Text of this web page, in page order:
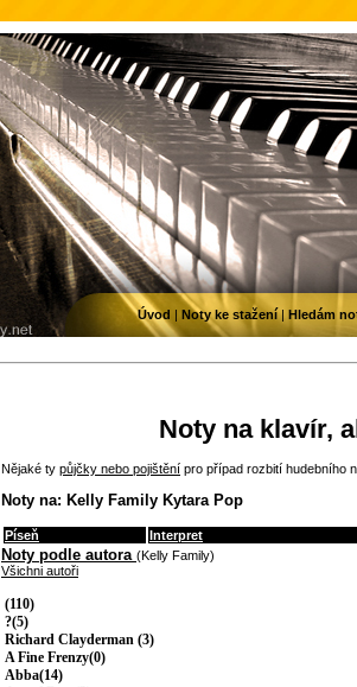
Noty na klavír,
Nějaké ty půjčky nebo pojištění pro případ rozbití hudebního
Noty na: Kelly Family Kytara Pop
Píseň Interpret
Noty podle autora (Kelly Family)
Všichni autoři
(110)
?(5)
Richard Clayderman (3)
A Fine Frenzy(0)
Abba(14)
Úvod | Noty ke stažení| Hledám